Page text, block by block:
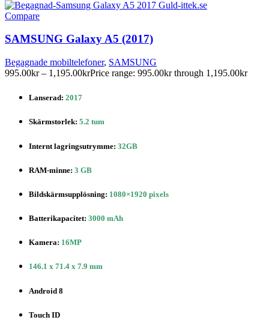
Compare
SAMSUNG Galaxy A5 (2017)
Begagnade mobiltelefoner, SAMSUNG
995.00kr – 1,195.00krPrice range: 995.00kr through 1,195.00kr
Lanserad: 2017
Skärmstorlek: 5.2 tum
Internt lagringsutrymme: 32GB
RAM-minne: 3 GB
Bildskärmsupplösning: 1080×1920 pixels
Batterikapacitet: 3000 mAh
Kamera: 16MP
146.1 x 71.4 x 7.9 mm
Android 8
Touch ID